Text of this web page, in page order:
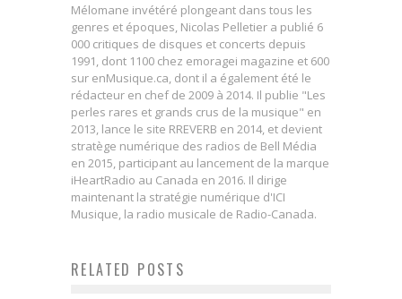
Mélomane invétéré plongeant dans tous les
genres et époques, Nicolas Pelletier a publié 6
000 critiques de disques et concerts depuis
1991, dont 1100 chez emoragei magazine et 600
sur enMusique.ca, dont il a également été le
rédacteur en chef de 2009 à 2014. Il publie "Les
perles rares et grands crus de la musique" en
2013, lance le site RREVERB en 2014, et devient
stratège numérique des radios de Bell Média
en 2015, participant au lancement de la marque
iHeartRadio au Canada en 2016. Il dirige
maintenant la stratégie numérique d'ICI
Musique, la radio musicale de Radio-Canada.
RELATED POSTS